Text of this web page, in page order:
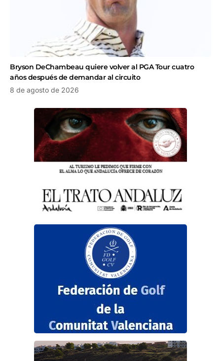
Bryson DeChambeau quiere volver al PGA Tour cuatro
años después de demandar al circuito
8 de agosto de 2026